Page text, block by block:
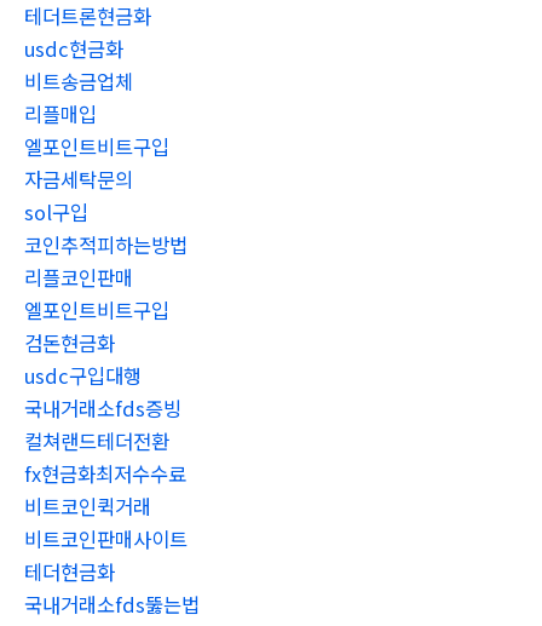
테더트론현금화
usdc현금화
비트송금업체
리플매입
엘포인트비트구입
자금세탁문의
sol구입
코인추적피하는방법
리플코인판매
엘포인트비트구입
검돈현금화
usdc구입대행
국내거래소fds증빙
컬쳐랜드테더전환
fx현금화최저수수료
비트코인퀵거래
비트코인판매사이트
테더현금화
국내거래소fds뚫는법